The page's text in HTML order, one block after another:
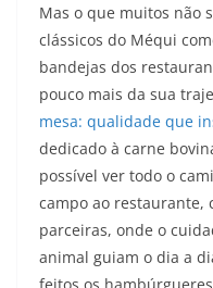
Mas o que muitos não
clássicos do Méqui
bandejas dos
pouco mais da sua
mesa: qualidade que
dedicado à carne
possível ver todo o
campo ao restaurante,
parceiras, onde o
animal guiam o dia a